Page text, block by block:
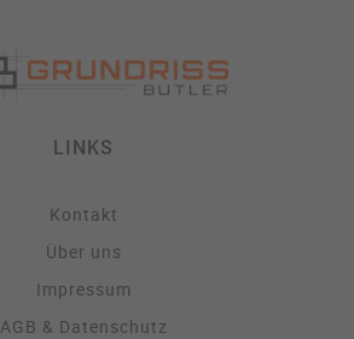
LINKS
Kontakt
Über uns
Impressum
AGB & Datenschutz